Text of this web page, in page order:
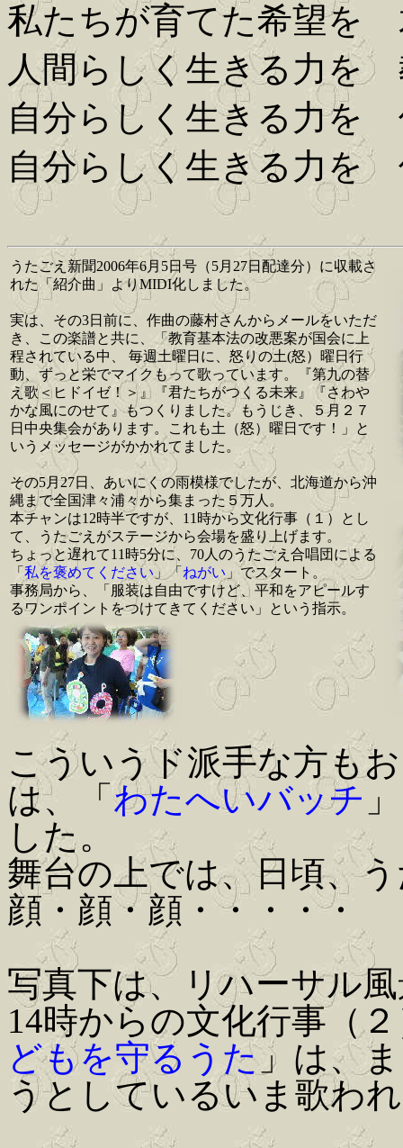
私たちが育てた希望を
人間らしく生きる力を
自分らしく生きる力を
自分らしく生きる力を
うたごえ新聞2006年6月5日号（5月27日配達分）に収載さ
れた「紹介曲」よりMIDI化しました。
実は、その3日前に、作曲の藤村さんからメールをいただ
き、この楽譜と共に、「教育基本法の改悪案が国会に上
程されている中、 毎週土曜日に、怒りの土(怒）曜日行
動、ずっと栄でマイクもって歌っています。『第九の替
え歌＜ヒドイゼ！＞』『君たちがつくる未来』『さわや
かな風にのせて』もつくりました。もうじき、５月２７
日中央集会があります。これも土（怒）曜日です！」と
いうメッセージがかかれてました。
その5月27日、あいにくの雨模様でしたが、北海道から沖
縄まで全国津々浦々から集まった５万人。
本チャンは12時半ですが、11時から文化行事（１）とし
て、うたごえがステージから会場を盛り上げます。
ちょっと遅れて11時5分に、70人のうたごえ合唱団による
「 私を褒めてください」「 ねがい 」でスタート。
事務局から、「服装は自由ですけど、平和をアピールす
るワンポイントをつけてきてください」という指示。
こういうド派手な方も
は、「 わたへいバッチ
した。
舞台の上では、日頃、
顔・顔・顔・・・・・
写真下は、リハーサル
14時からの文化行事（
どもを守るうた」は、
うとしているいま歌わ